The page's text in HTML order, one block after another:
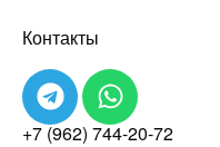
Контакты
+7 (962) 744-20-72